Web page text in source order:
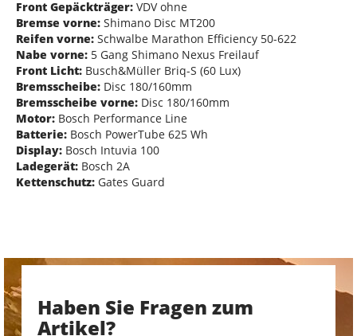
Front Gepäckträger: VDV ohne
Bremse vorne: Shimano Disc MT200
Reifen vorne: Schwalbe Marathon Efficiency 50-622
Nabe vorne: 5 Gang Shimano Nexus Freilauf
Front Licht: Busch&Müller Briq-S (60 Lux)
Bremsscheibe: Disc 180/160mm
Bremsscheibe vorne: Disc 180/160mm
Motor: Bosch Performance Line
Batterie: Bosch PowerTube 625 Wh
Display: Bosch Intuvia 100
Ladegerät: Bosch 2A
Kettenschutz: Gates Guard
Haben Sie Fragen zum
Artikel?